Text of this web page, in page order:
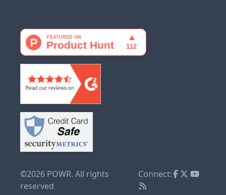
©2026 POWR. All rights
reserved
Connect: